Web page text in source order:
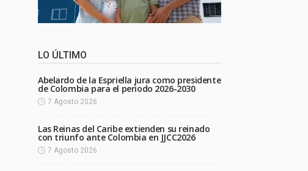
LO ÚLTIMO
Abelardo de la Espriella jura como presidente
de Colombia para el periodo 2026-2030
7 Agosto 2026
Las Reinas del Caribe extienden su reinado
con triunfo ante Colombia en JJCC2026
7 Agosto 2026